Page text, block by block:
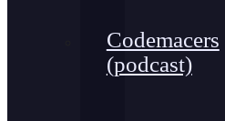
Codemacers
(podcast)